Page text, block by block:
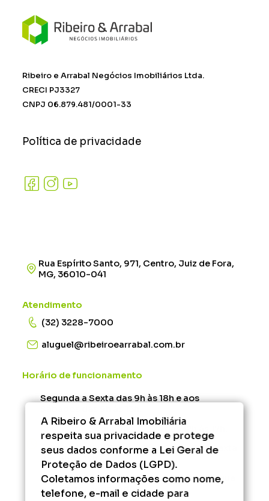
Ribeiro e Arrabal Negócios Imobiliários Ltda.
CRECI PJ3327
CNPJ 06.879.481/0001-33
Política de privacidade
Rua Espírito Santo, 971, Centro, Juiz de Fora,
MG, 36010-041
Atendimento
(32) 3228-7000
aluguel@ribeiroearrabal.com.br
Horário de funcionamento
Segunda a Sexta das 9h às 18h e aos
Administrativo/Financeiro - Segunda à Sexta
das 9h às 17h.
Fora desse horário, consulte os serviços que
podem ser agendados.
A Ribeiro & Arrabal Imobiliária
respeita sua privacidade e protege
seus dados conforme a Lei Geral de
Proteção de Dados (LGPD).
Coletamos informações como nome,
telefone, e-mail e cidade para